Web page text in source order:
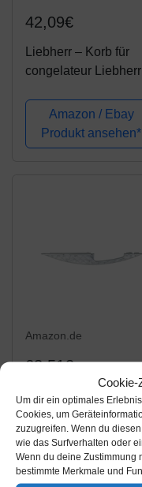
Cookie-
Um dir ein optimales
Cookies, um
zuzugreifen. Wenn du
wie das Surfverhalten oder
Wenn du deine Zustimmung
bestimmte Merkmale und
42,09€
Liebherr – Korb für
congelateur Liebherr
Amazon / Ebay
Produkt ansehen*
Amazon.de
62,51€
Liebherr 7424187
ORIGINAL Türgriff
Griffunterteil
Gefriergerätetürgriff
Türgriffabdeckung
Amazon / Ebay
Produkt ansehen*